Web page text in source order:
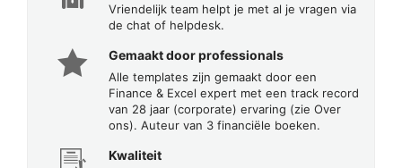
Vriendelijk team helpt je met al je vragen via
de chat of helpdesk.
Gemaakt door professionals
Alle templates zijn gemaakt door een
Finance & Excel expert met een track record
van 28 jaar (corporate) ervaring (zie Over
ons). Auteur van 3 financiële boeken.
Kwaliteit